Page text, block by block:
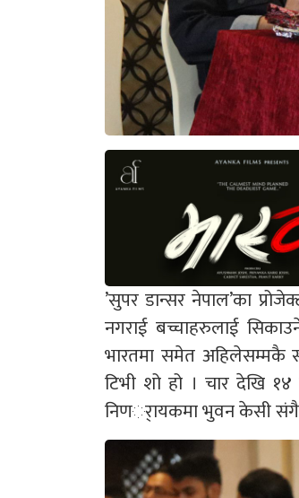
’सुपर डान्सर नेपाल’का
नगराई बच्चाहरुलाई
भारतमा समेत अहिलेसम्मकै
टिभी शो हो । चार देखि १४
निणर्ायकमा भुवन केसी संगै